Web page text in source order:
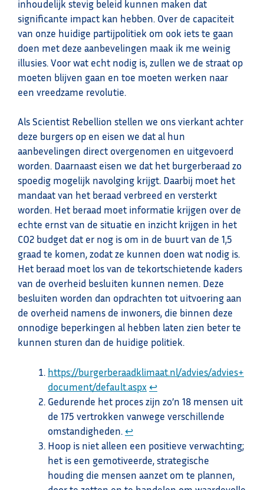
inhoudelijk stevig beleid kunnen maken dat
significante impact kan hebben. Over de capaciteit
van onze huidige partijpolitiek om ook iets te gaan
doen met deze aanbevelingen maak ik me weinig
illusies. Voor wat echt nodig is, zullen we de straat op
moeten blijven gaan en toe moeten werken naar
een vreedzame revolutie.
Als Scientist Rebellion stellen we ons vierkant achter
deze burgers op en eisen we dat al hun
aanbevelingen direct overgenomen en uitgevoerd
worden. Daarnaast eisen we dat het burgerberaad zo
spoedig mogelijk navolging krijgt. Daarbij moet het
mandaat van het beraad verbreed en versterkt
worden. Het beraad moet informatie krijgen over de
echte ernst van de situatie en inzicht krijgen in het
CO2 budget dat er nog is om in de buurt van de 1,5
graad te komen, zodat ze kunnen doen wat nodig is.
Het beraad moet los van de tekortschietende kaders
van de overheid besluiten kunnen nemen. Deze
besluiten worden dan opdrachten tot uitvoering aan
de overheid namens de inwoners, die binnen deze
onnodige beperkingen al hebben laten zien beter te
kunnen sturen dan de huidige politiek.
https://burgerberaadklimaat.nl/advies/advies+
document/default.aspx ↩︎
Gedurende het proces zijn zo’n 18 mensen uit
de 175 vertrokken vanwege verschillende
omstandigheden.↩︎
Hoop is niet alleen een positieve verwachting;
het is een gemotiveerde, strategische
houding die mensen aanzet om te plannen,